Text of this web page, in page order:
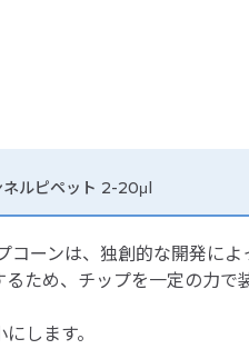
ルピペット 2-20μl
ーンは、独創的な開発に
ため、チップを一定の力
します。